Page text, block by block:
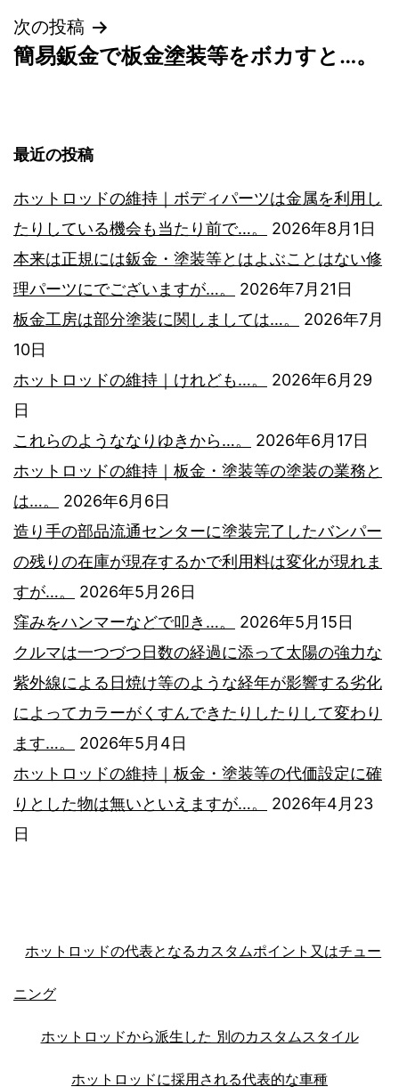
ゲ
ー
ョ
ン
次の投稿
簡易鈑金で板金塗装等をボカすと…。
最近の投稿
ホットロッドの維持｜ボディパーツは金属を利用し
たりしている機会も当たり前で…。
2026年8月1日
本来は正規には鈑金・塗装等とはよぶことはない修
理パーツにでございますが…。
2026年7月21日
板金工房は部分塗装に関しましては…。
2026年7月
10日
ホットロッドの維持｜けれども…。
2026年6月29
日
これらのようななりゆきから…。
2026年6月17日
ホットロッドの維持｜板金・塗装等の塗装の業務と
は…。
2026年6月6日
造り手の部品流通センターに塗装完了したバンパー
の残りの在庫が現存するかで利用料は変化が現れま
すが…。
2026年5月26日
窪みをハンマーなどで叩き…。
2026年5月15日
クルマは一つづつ日数の経過に添って太陽の強力な
紫外線による日焼け等のような経年が影響する劣化
によってカラーがくすんできたりしたりして変わり
ます…。
2026年5月4日
ホットロッドの維持｜板金・塗装等の代価設定に確
りとした物は無いといえますが…。
2026年4月23
日
ホットロッドの代表となるカスタムポイント又はチュー
ニング
ホットロッドから派生した 別のカスタムスタイル
ホットロッドに採用される代表的な車種